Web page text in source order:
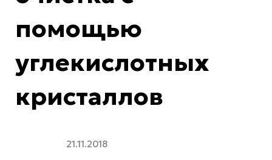
помощью
углекислотных
кристаллов
21.11.2018